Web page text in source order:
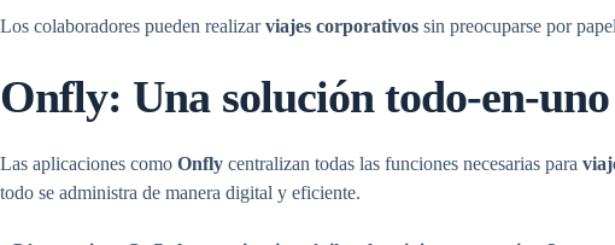
Los colaboradores pueden realizar viajes corporativos sin preocuparse por
Onfly: Una solución todo-en-
Las aplicaciones como Onfly centralizan todas las funciones necesarias para
todo se administra de manera digital y eficiente.